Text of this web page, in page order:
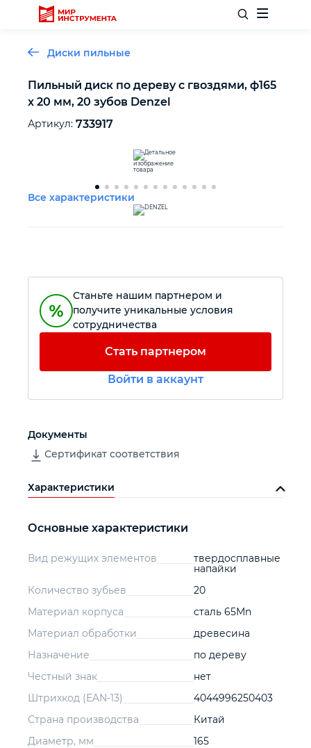
Отделочный инструмент
Столярный инструмент
Силовое оборудование
Крепежный инструмент
Прочий инструмент
Диски пильные
Пильный диск по дереву с гвоздями, ф165
х 20 мм, 20 зубов Denzel
Артикул: 733917
Все характеристики
Станьте нашим партнером и
получите уникальные условия
сотрудничества
Стать партнером
Войти в аккаунт
Документы
Сертификат соответствия
Характеристики
Основные характеристики
Вид режущих элементов
твердосплавные
напайки
Количество зубьев
20
Материал корпуса
сталь 65Mn
Материал обработки
древесина
Назначение
по дереву
Честный знак
нет
Штрихкод (EAN-13)
4044996250403
Страна производства
Китай
Диаметр, мм
165